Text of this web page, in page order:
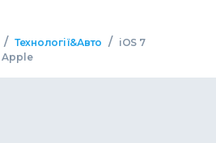
/ Технології&Авто /
iOS 7
Apple